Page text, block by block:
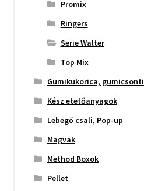
Promix
Ringers
Serie Walter
Top Mix
Gumikukorica, gumicsonti
Kész etetőanyagok
Lebegő csali, Pop-up
Magvak
Method Boxok
Pellet